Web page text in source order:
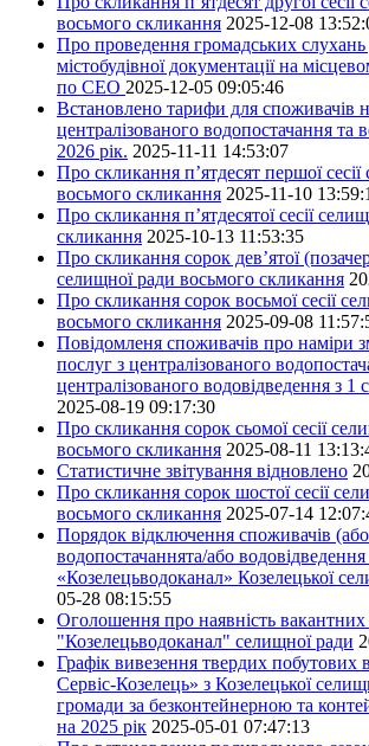
восьмого скликання 2025-12-08
Про проведення громадських
містобудівної документації на
по СЕО 2025-12-05 09:05:46
Встановлено тарифи для споживачів
централізованого водопостачання та
2026 рік. 2025-11-11 14:53:07
Про скликання п’ятдесят першої
восьмого скликання 2025-11-10
Про скликання п’ятдесятої сесії
скликання 2025-10-13 11:53:35
Про скликання сорок дев’ятої
селищної ради восьмого скликання
Про скликання сорок восьмої сесії
восьмого скликання 2025-09-08
Повідомленя споживачів про наміри
послуг з централізованого
централізованого водовідведення з 1
2025-08-19 09:17:30
Про скликання сорок сьомої сесії
восьмого скликання 2025-08-11
Статистичне звітування відновлено
Про скликання сорок шостої сесії
восьмого скликання 2025-07-14
Порядок відключення споживачів
водопостачаннята/або
«Козелецьводоканал» Козелецької
05-28 08:15:55
Оголошення про наявність
"Козелецьводоканал" селищної ради
Графік вивезення твердих побутових
Сервіс-Козелець» з Козелецької
громади за безконтейнерною та
на 2025 рік 2025-05-01 07:47:13